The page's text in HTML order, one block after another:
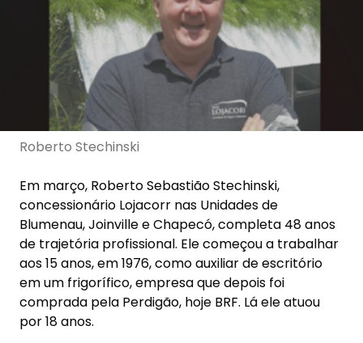
Roberto Stechinski
Em março, Roberto Sebastião Stechinski,
concessionário Lojacorr nas Unidades de
Blumenau, Joinville e Chapecó, completa 48 anos
de trajetória profissional. Ele começou a trabalhar
aos 15 anos, em 1976, como auxiliar de escritório
em um frigorífico, empresa que depois foi
comprada pela Perdigão, hoje BRF. Lá ele atuou
por 18 anos.